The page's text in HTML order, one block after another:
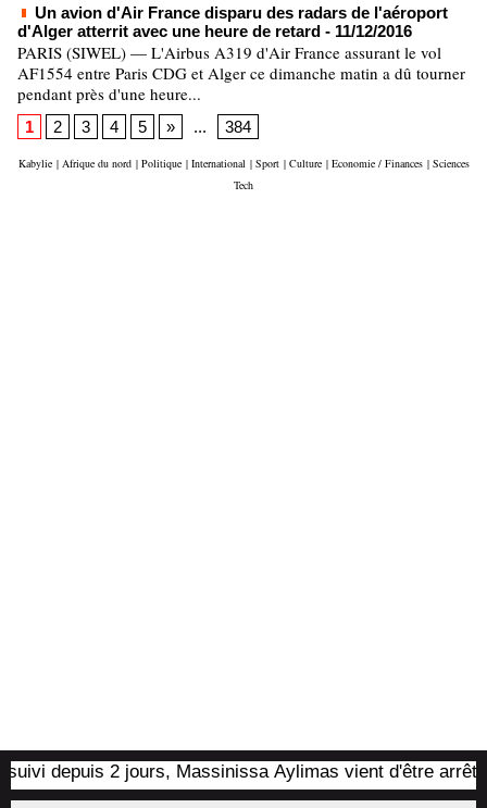
Un avion d'Air France disparu des radars de l'aéroport
d'Alger atterrit avec une heure de retard - 11/12/2016
PARIS (SIWEL) — L'Airbus A319 d'Air France assurant le vol
AF1554 entre Paris CDG et Alger ce dimanche matin a dû tourner
pendant près d'une heure...
1 2 3 4 5 » ... 384
Kabylie | Afrique du nord | Politique | International | Sport | Culture | Economie / Finances | Sciences
Tech
depuis 2 jours, Massinissa Aylimas vient d'être arrêté